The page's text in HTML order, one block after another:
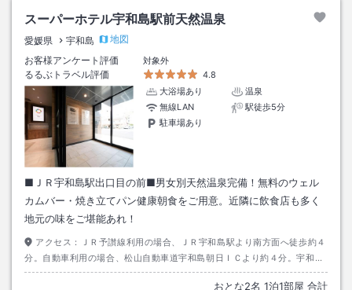
スーパーホテル宇和島駅前天然温泉
愛媛県 宇和島
地図
お客様アンケート評価
対象外
るるぶトラベル評価
4.8
大浴場あり
温泉
無線LAN
駅徒歩5分
駐車場あり
■ＪＲ宇和島駅出口目の前■男女別天然温泉完備！無料のウェル
カムバー・焼き立てパン健康朝食をご用意。近隣に飲食店も多く
地元の味をご堪能あれ！
アクセス：
ＪＲ予讃線利用の場合、ＪＲ宇和島駅より南方面へ徒歩約４
分。自動車利用の場合、松山自動車道宇和島朝日ＩＣより約４分。宇和島
朝日ＩＣより国道３２０号線に入り、ローソン宇和島錦町店前交差点を右
おとな2名 1泊1部屋 合計